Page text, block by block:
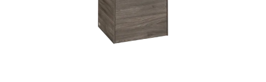
7 699